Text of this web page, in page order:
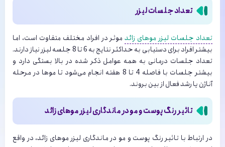
تعداد جلسات لیزر
تعداد جلسات لیزر موهای زائدموثر در افراد مختلف متفاوت است، اما
بیشتر افراد برای دستیابی به حداکثر نتایج به 6 تا 8 جلسه لیزر نیاز دارند.
تعداد جلسات درمانی به همه عوامل ذکر شده در بالا بستگی دارد و
بیشتر جلسات با فاصله 4 تا 8 هفته انجام می‌شود تا موها در مرحله
آناژن یا رشد فعال از بین بروند.
تاثیر رنگ پوست و مو در ماندگاری لیزر موهای زائد
در ارتباط با تاثیر رنگ پوست و مو در ماندگاری لیزر موهای زائد، در واقع